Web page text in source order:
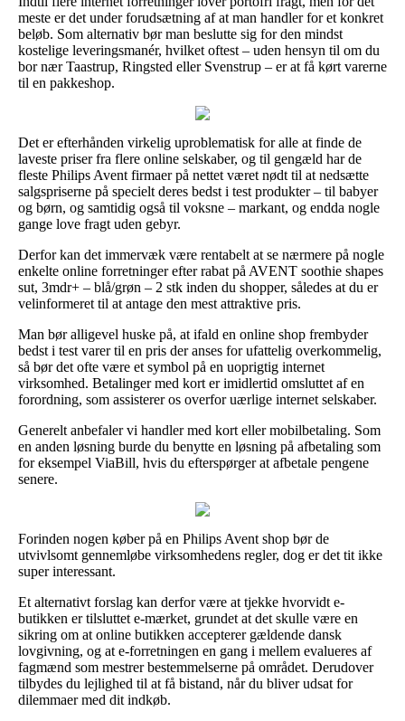
meste er det under forudsætning af at man handler for et konkret
beløb. Som alternativ bør man beslutte sig for den mindst
kostelige leveringsmanér, hvilket oftest – uden hensyn til om du
bor nær Taastrup, Ringsted eller Svenstrup – er at få kørt varerne
til en pakkeshop.
Det er efterhånden virkelig uproblematisk for alle at finde de
laveste priser fra flere online selskaber, og til gengæld har de
fleste Philips Avent firmaer på nettet været nødt til at nedsætte
salgspriserne på specielt deres bedst i test produkter – til babyer
og børn, og samtidig også til voksne – markant, og endda nogle
gange love fragt uden gebyr.
Derfor kan det immervæk være rentabelt at se nærmere på nogle
enkelte online forretninger efter rabat på AVENT soothie shapes
sut, 3mdr+ – blå/grøn – 2 stk inden du shopper, således at du er
velinformeret til at antage den mest attraktive pris.
Man bør alligevel huske på, at ifald en online shop frembyder
bedst i test varer til en pris der anses for ufattelig overkommelig,
så bør det ofte være et symbol på en uoprigtig internet
virksomhed. Betalinger med kort er imidlertid omsluttet af en
forordning, som assisterer os overfor uærlige internet selskaber.
Generelt anbefaler vi handler med kort eller mobilbetaling. Som
en anden løsning burde du benytte en løsning på afbetaling som
for eksempel ViaBill, hvis du efterspørger at afbetale pengene
senere.
Forinden nogen køber på en Philips Avent shop bør de
utvivlsomt gennemløbe virksomhedens regler, dog er det tit ikke
super interessant.
Et alternativt forslag kan derfor være at tjekke hvorvidt e-
butikken er tilsluttet e-mærket, grundet at det skulle være en
sikring om at online butikken accepterer gældende dansk
lovgivning, og at e-forretningen en gang i mellem evalueres af
fagmænd som mestrer bestemmelserne på området. Derudover
tilbydes du lejlighed til at få bistand, når du bliver udsat for
dilemmaer med dit indkøb.